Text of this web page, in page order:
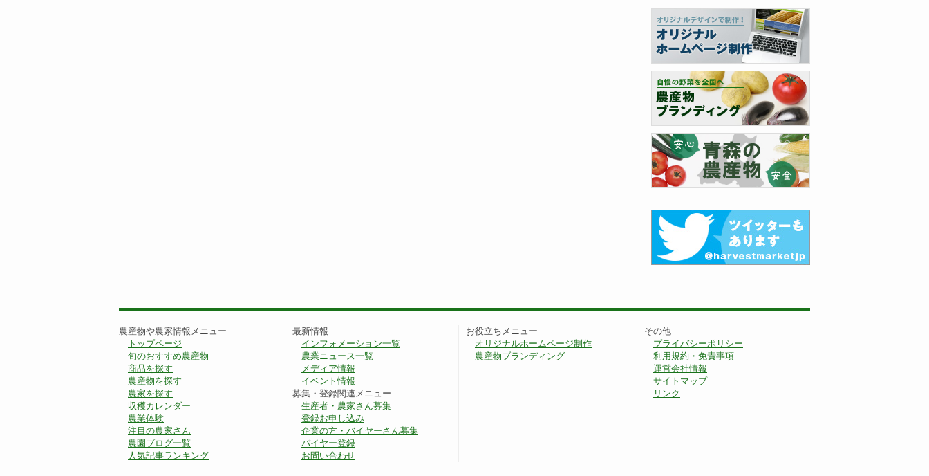
農産物や農家情報メニュー
トップページ
旬のおすすめ農産物
商品を探す
農産物を探す
農家を探す
収穫カレンダー
農業体験
注目の農家さん
農園ブログ一覧
人気記事ランキング
最新情報
インフォメーション一覧
農業ニュース一覧
メディア情報
イベント情報
募集・登録関連メニュー
生産者・農家さん募集
登録お申し込み
企業の方・バイヤーさん募集
バイヤー登録
お問い合わせ
お役立ちメニュー
オリジナルホームページ制作
農産物ブランディング
その他
プライバシーポリシー
利用規約・免責事項
運営会社情報
サイトマップ
リンク